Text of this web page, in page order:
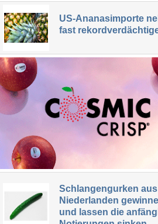
US-Ananasimporte
fast
Schlangengurken
Niederlanden
und lassen die